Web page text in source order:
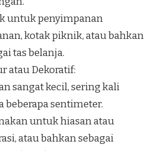
untuk penyimpanan
kotak piknik, atau bahkan
tas belanja.
atau Dekoratif:
sangat kecil, sering kali
beberapa sentimeter.
untuk hiasan atau
atau bahkan sebagai